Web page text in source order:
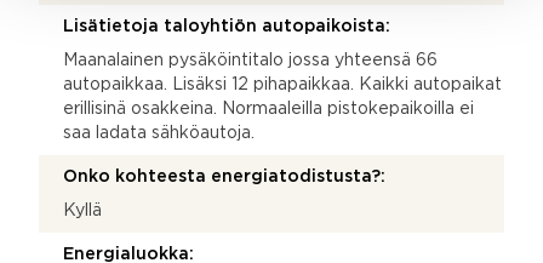
Lisätietoja taloyhtiön autopaikoista:
Maanalainen pysäköintitalo jossa yhteensä 66
autopaikkaa. Lisäksi 12 pihapaikkaa. Kaikki autopaikat
erillisinä osakkeina. Normaaleilla pistokepaikoilla ei
saa ladata sähköautoja.
Onko kohteesta energiatodistusta?:
Kyllä
Energialuokka: